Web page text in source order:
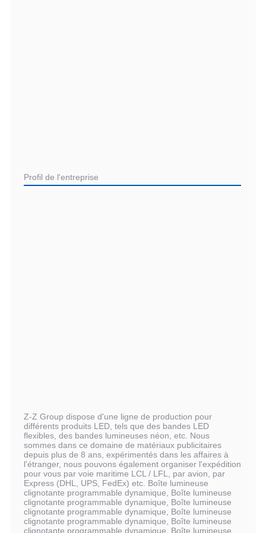
Profil de l'entreprise
Z-Z Group dispose d'une ligne de production pour
différents produits LED, tels que des bandes LED
flexibles, des bandes lumineuses néon, etc. Nous
sommes dans ce domaine de matériaux publicitaires
depuis plus de 8 ans, expérimentés dans les affaires à
l'étranger, nous pouvons également organiser l'expédition
pour vous par voie maritime LCL / LFL, par avion, par
Express (DHL, UPS, FedEx) etc. Boîte lumineuse
clignotante programmable dynamique, Boîte lumineuse
clignotante programmable dynamique, Boîte lumineuse
clignotante programmable dynamique, Boîte lumineuse
clignotante programmable dynamique, Boîte lumineuse
clignotante programmable dynamique, Boîte lumineuse